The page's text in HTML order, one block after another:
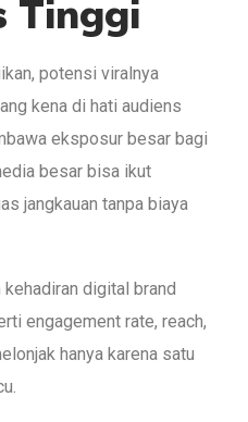
Tinggi
potensi viralnya
kena di hati audiens
eksposur besar bagi
besar bisa ikut
jangkauan tanpa biaya
digital brand
engagement rate, reach,
hanya karena satu